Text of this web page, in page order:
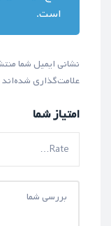
است.
نشانی ایمیل شما
علامت‌گذاری شده‌اند
امتیاز شما